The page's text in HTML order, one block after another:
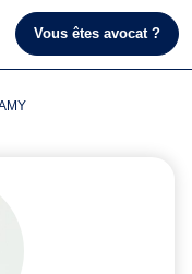
Vous êtes avocat ?